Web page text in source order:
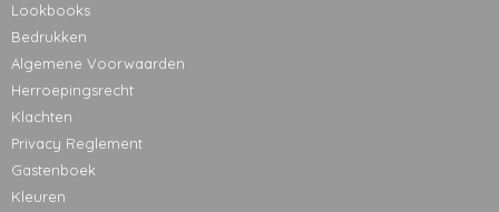
Lookbooks
Bedrukken
Algemene Voorwaarden
Herroepingsrecht
Klachten
Privacy Reglement
Gastenboek
Kleuren